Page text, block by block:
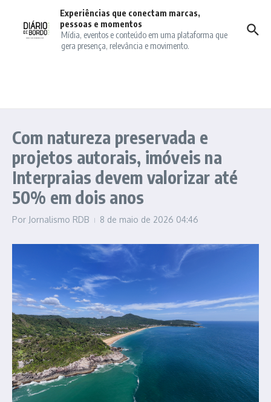
Experiências que conectam marcas,
pessoas e momentos
Mídia, eventos e conteúdo em uma plataforma que
gera presença, relevância e movimento.
Com natureza preservada e
projetos autorais, imóveis na
Interpraias devem valorizar até
50% em dois anos
Por Jornalismo RDB 8 de maio de 2026 04:46